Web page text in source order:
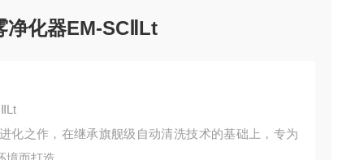
净化器EM-SCⅡLt
化之作，在继承旗舰级自动清洗技术的基础上，专为